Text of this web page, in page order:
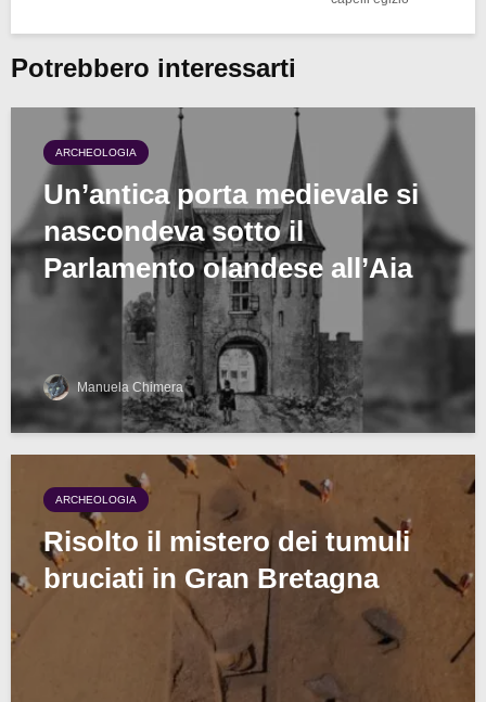
Potrebbero interessarti
ARCHEOLOGIA
Un’antica porta medievale si
nascondeva sotto il
Parlamento olandese all’Aia
Manuela Chimera
ARCHEOLOGIA
Risolto il mistero dei tumuli
bruciati in Gran Bretagna